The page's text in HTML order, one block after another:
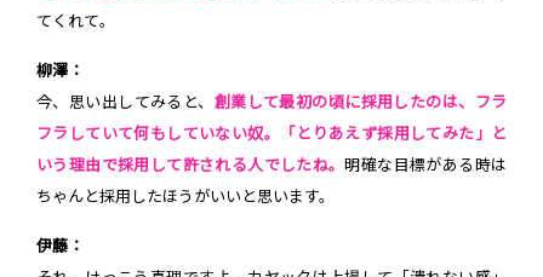
てくれて。
柳澤：
今、思い出してみると、 創業して最初の頃に採用したのは、フラ
フラしていて何もしていない奴。「とりあえず採用してみた」と
いう理由で採用して許される人でしたね。
明確な目標がある時は
ちゃんと採用したほうがいいと思います。
伊藤：